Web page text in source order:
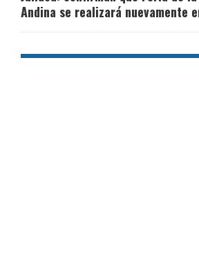
Andina se realizará nuevamente